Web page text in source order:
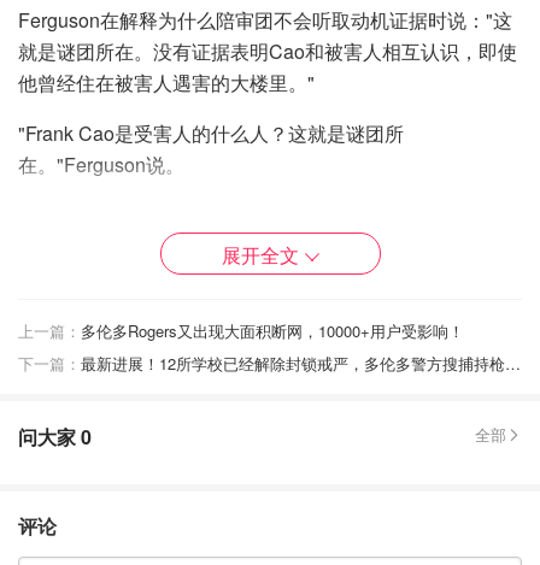
Ferguson在解释为什么陪审团不会听取动机证据时说："这
就是谜团所在。没有证据表明Cao和被害人相互认识，即使
他曾经住在被害人遇害的大楼里。"
"Frank Cao是受害人的什么人？这就是谜团所
在。"Ferguson说。
她的车停在她居住的公寓楼的内部车库。
官说，他否认认识Lu，也否认案发当天他在场。
Ferguson说，Lu当天中午12:30在唐人街有个预约，但她一
梯下楼，然后来到车库，她有 20 分钟的时间去美容院赴
展开全文
上一篇： 多伦多Rogers又出现大面积断网，10000+用户受影响！
下一篇：
最新进展！12所学校已经解除封锁戒严，多伦多警方搜捕持枪者！
问大家0 全部
评论